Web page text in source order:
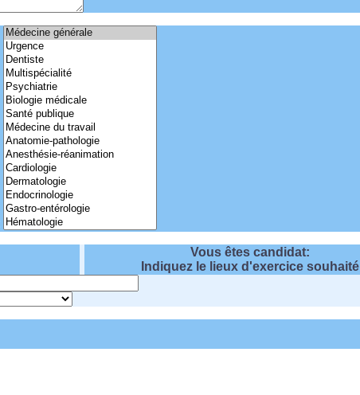
Vous êtes candidat:
Indiquez le lieux d'exercice souhaité